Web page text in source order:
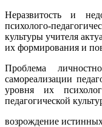
Неразвитость и
психолого-
культуры учителя
их формирования и
Проблема
самореализации
уровня их
педагогической
возрождение